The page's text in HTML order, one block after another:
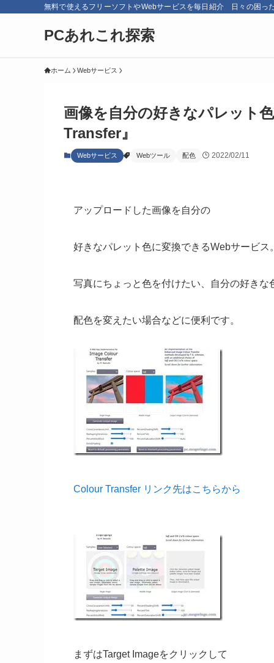
無料で使えるフリーソフトやWebサービスを毎日紹介 日々の困っ
PCあれこれ探索
ホーム Webサービス
画像を自分の好きなパレット
Transfer』
Webサービス Webツール 配色 2022/02/11
アップロードした画像を自分の
好きなパレット色に変換できるWebサービス
写真にちょっと色を付けたい、自分の好きな
配色を変えたい場合などに便利です。
Colour Transfer リンク先はこちらから
まずはTarget Imageをクリックして